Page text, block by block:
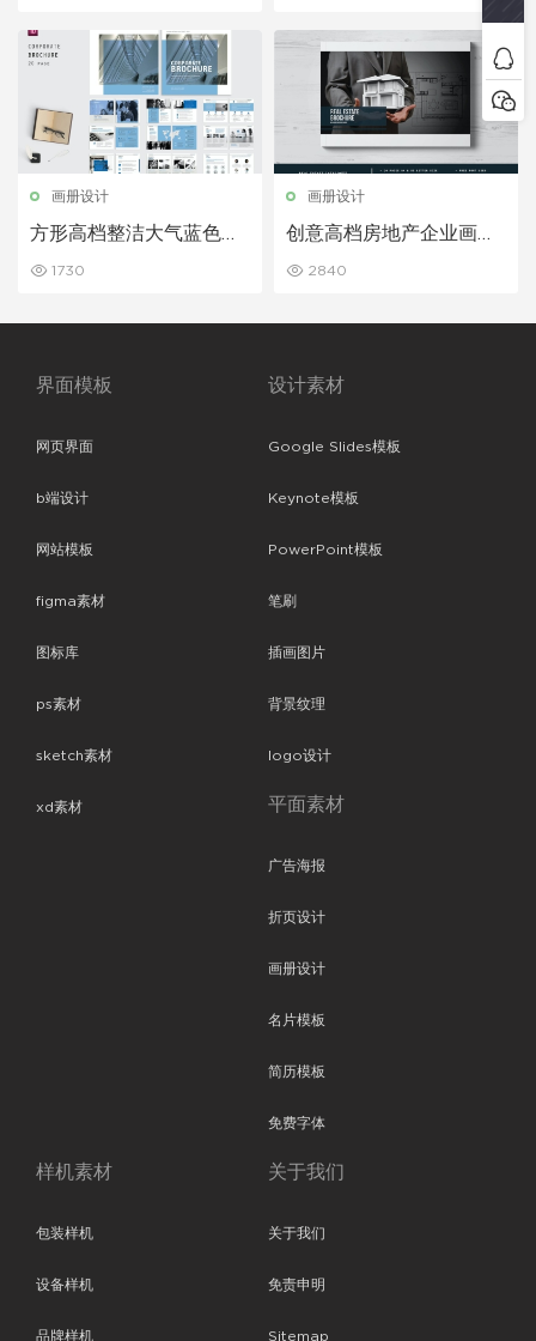
画册设计
方形高档整洁大气蓝色企
1730
画册设计
创意高档房地产企业画册
2840
界面模板
网页界面
b端设计
网站模板
figma素材
图标库
ps素材
sketch素材
xd素材
设计素材
Google Slides模板
Keynote模板
PowerPoint模板
笔刷
插画图片
背景纹理
logo设计
平面素材
广告海报
折页设计
画册设计
名片模板
简历模板
免费字体
样机素材
包装样机
设备样机
品牌样机
关于我们
关于我们
免责申明
Sitemap